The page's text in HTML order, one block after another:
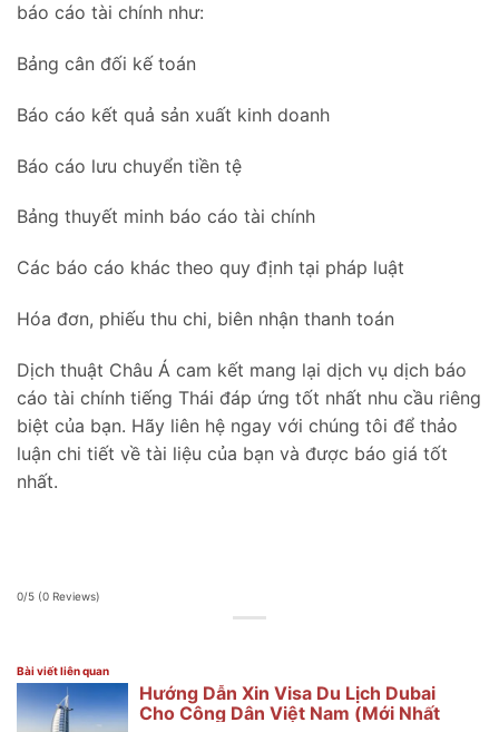
báo cáo tài chính như:
Bảng cân đối kế toán
Báo cáo kết quả sản xuất kinh doanh
Báo cáo lưu chuyển tiền tệ
Bảng thuyết minh báo cáo tài chính
Các báo cáo khác theo quy định tại pháp luật
Hóa đơn, phiếu thu chi, biên nhận thanh toán
Dịch thuật Châu Á cam kết mang lại dịch vụ dịch báo
cáo tài chính tiếng Thái đáp ứng tốt nhất nhu cầu riêng
biệt của bạn. Hãy liên hệ ngay với chúng tôi để thảo
luận chi tiết về tài liệu của bạn và được báo giá tốt
nhất.
0/5 (0 Reviews)
Bài viết liên quan
Hướng Dẫn Xin Visa Du Lịch Dubai
Cho Công Dân Việt Nam (Mới Nhất